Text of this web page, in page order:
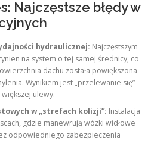
Najczęstsze błędy w
hydraulicznej: Najczęstszym
na system o tej samej średnicy, co
dachu została powiększona
Wynikiem jest „przelewanie się”
ulewy.
w „strefach kolizji”: Instalacja
gdzie manewrują wózki widłowe
odpowiedniego zabezpieczenia